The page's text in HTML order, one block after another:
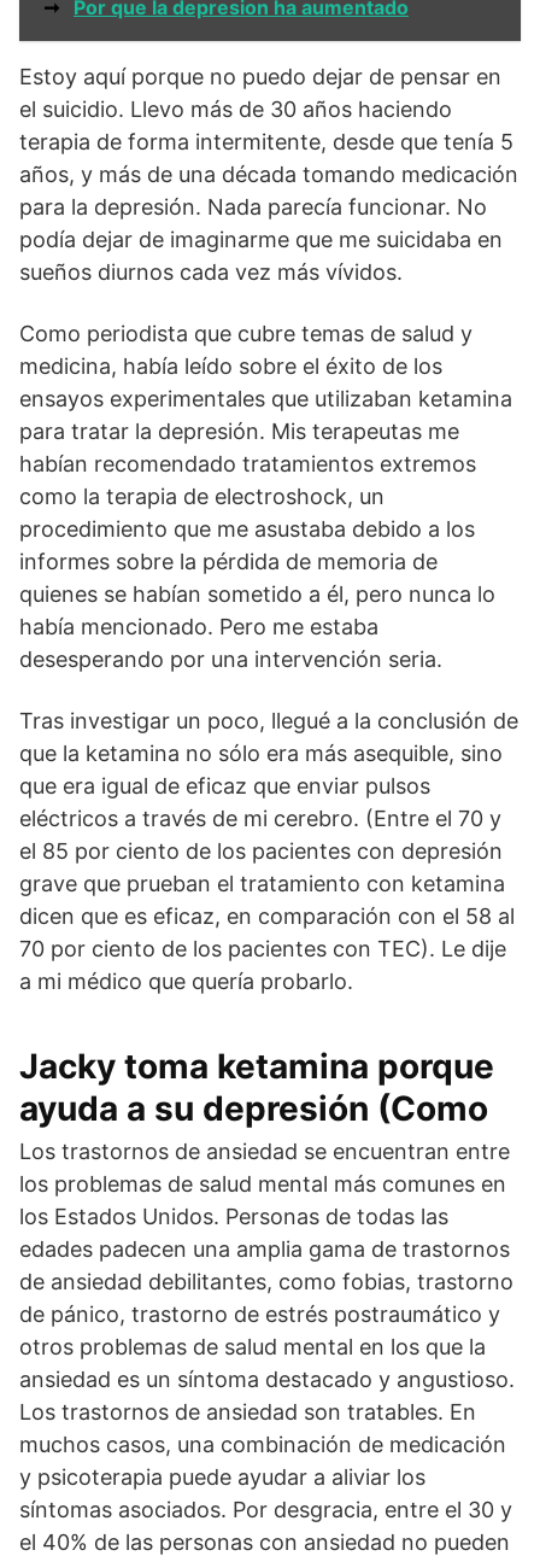
➞ Por que la depresion ha aumentado
Estoy aquí porque no puedo dejar de pensar en
el suicidio. Llevo más de 30 años haciendo
terapia de forma intermitente, desde que tenía 5
años, y más de una década tomando medicación
para la depresión. Nada parecía funcionar. No
podía dejar de imaginarme que me suicidaba en
sueños diurnos cada vez más vívidos.
Como periodista que cubre temas de salud y
medicina, había leído sobre el éxito de los
ensayos experimentales que utilizaban ketamina
para tratar la depresión. Mis terapeutas me
habían recomendado tratamientos extremos
como la terapia de electroshock, un
procedimiento que me asustaba debido a los
informes sobre la pérdida de memoria de
quienes se habían sometido a él, pero nunca lo
había mencionado. Pero me estaba
desesperando por una intervención seria.
Tras investigar un poco, llegué a la conclusión de
que la ketamina no sólo era más asequible, sino
que era igual de eficaz que enviar pulsos
eléctricos a través de mi cerebro. (Entre el 70 y
el 85 por ciento de los pacientes con depresión
grave que prueban el tratamiento con ketamina
dicen que es eficaz, en comparación con el 58 al
70 por ciento de los pacientes con TEC). Le dije
a mi médico que quería probarlo.
Jacky toma ketamina porque
ayuda a su depresión (Como
Los trastornos de ansiedad se encuentran entre
los problemas de salud mental más comunes en
los Estados Unidos. Personas de todas las
edades padecen una amplia gama de trastornos
de ansiedad debilitantes, como fobias, trastorno
de pánico, trastorno de estrés postraumático y
otros problemas de salud mental en los que la
ansiedad es un síntoma destacado y angustioso.
Los trastornos de ansiedad son tratables. En
muchos casos, una combinación de medicación
y psicoterapia puede ayudar a aliviar los
síntomas asociados. Por desgracia, entre el 30 y
el 40% de las personas con ansiedad no pueden